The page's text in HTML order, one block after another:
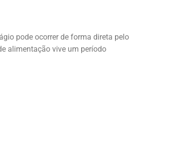
pode ocorrer de forma direta pelo
alimentação vive um período